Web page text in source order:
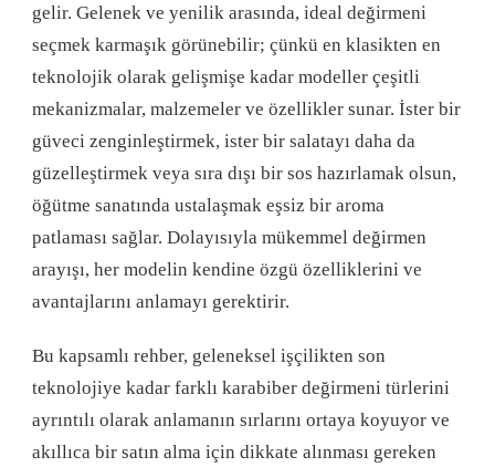
IÇIN
gelir. Gelenek ve yenilik arasında, ideal değirmeni
seçmek karmaşık görünebilir; çünkü en klasikten en
teknolojik olarak gelişmişe kadar modeller çeşitli
mekanizmalar, malzemeler ve özellikler sunar. İster bir
güveci zenginleştirmek, ister bir salatayı daha da
güzelleştirmek veya sıra dışı bir sos hazırlamak olsun,
öğütme sanatında ustalaşmak eşsiz bir aroma
patlaması sağlar. Dolayısıyla mükemmel değirmen
arayışı, her modelin kendine özgü özelliklerini ve
avantajlarını anlamayı gerektirir.
Bu kapsamlı rehber, geleneksel işçilikten son
teknolojiye kadar farklı karabiber değirmeni türlerini
ayrıntılı olarak anlamanın sırlarını ortaya koyuyor ve
akıllıca bir satın alma için dikkate alınması gereken